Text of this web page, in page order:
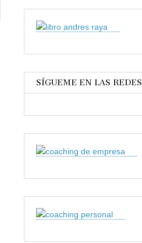
SÍGUEME EN LAS REDES